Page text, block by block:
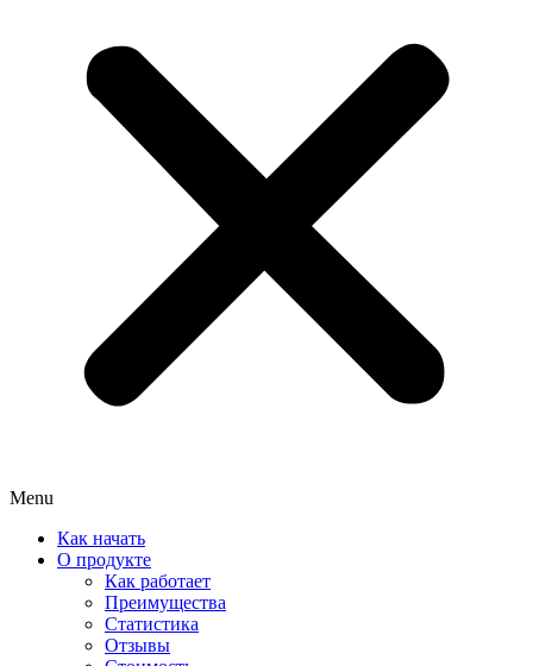
Menu
Как начать
О продукте
Как работает
Преимущества
Статистика
Отзывы